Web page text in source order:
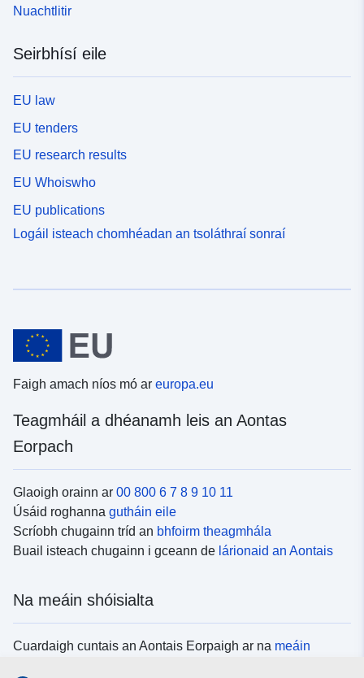
Nuachtlitir
Seirbhísí eile
EU law
EU tenders
EU research results
EU Whoiswho
EU publications
Logáil isteach chomhéadan an tsoláthraí sonraí
Faigh amach níos mó ar europa.eu
Teagmháil a dhéanamh leis an Aontas
Eorpach
Glaoigh orainn ar 00 800 6 7 8 9 10 11
Úsáid roghanna gutháin eile
Scríobh chugainn tríd an bhfoirm theagmhála
Buail isteach chugainn i gceann de lárionaid an Aontais
Na meáin shóisialta
Cuardaigh cuntais an Aontais Eorpaigh ar na meáin